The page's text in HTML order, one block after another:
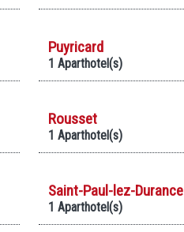
Puyricard
1 Aparthotel(s)
Rousset
1 Aparthotel(s)
Saint-Paul-lez-Durance
1 Aparthotel(s)